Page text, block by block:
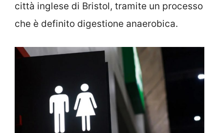
città inglese di Bristol, tramite un processo
che è definito digestione anaerobica.